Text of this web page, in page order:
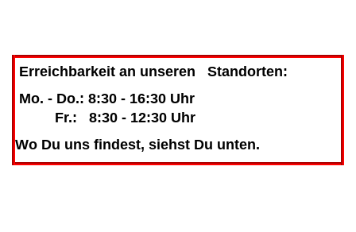
Erreichbarkeit an unseren Standorten:
Mo. - Do.: 8:30 - 16:30 Uhr
Fr.: 8:30 - 12:30 Uhr
Wo Du uns findest, siehst Du unten.